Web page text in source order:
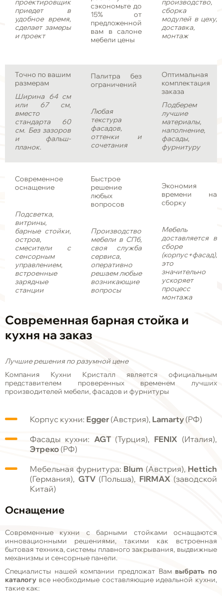
проектировщик
приедет в
удобное время,
сделает замеры
и проект
сэкономьте до
15% от
предложенной
вам в салоне
мебели цены
производство,
сборка
модулей в цеху,
доставка,
монтаж
Точно по вашим
размерам
Ширина 64 см
или 67 см,
вместо
стандарта 60
см. Без зазоров
и фальш-
планок.
Палитра без
ограничений
Любая
текстура
фасадов,
оттенки и
сочетания
Оптимальная
комплектация
заказа
Подберем
лучшие
материалы,
наполнение,
фасады,
фурнитуру
Современное
оснащение
Подсветка,
витрины,
барные стойки,
остров,
смесители с
сенсорным
управлением,
встроенные
зарядные
станции
Быстрое
решение
любых
вопросов
Производство
мебели в СПб,
своя служба
сервиса,
оперативно
решаем любые
возникающие
вопросы
Экономия
времени на
сборку
Мебель
доставляется в
сборе
(корпус+фасад),
это
значительно
ускоряет
процесс
монтажа
Современная барная стойка и
кухня на заказ
Лучшие решения по разумной цене
Компания Кухни Кристалл является официальным
представителем проверенных временем лучших
производителей мебели, фасадов и фурнитуры
Корпус кухни: Egger (Австрия), Lamarty (РФ)
Фасады кухни: AGT(Турция), FENIX (Италия),
Этреко (РФ)
Мебельная фурнитура: Blum (Австрия), Hettich
(Германия), GTV(Польша), FIRMAX (заводской
Китай)
Оснащение
Современные кухни с барными стойками оснащаются
инновационными решениями, такими как встроенная
бытовая техника, системы плавного закрывания, выдвижные
механизмы и сенсорные панели.
Специалисты нашей компании предложат Вам выбрать по
каталогу все необходимые составляющие идеальной кухни,
такие как: